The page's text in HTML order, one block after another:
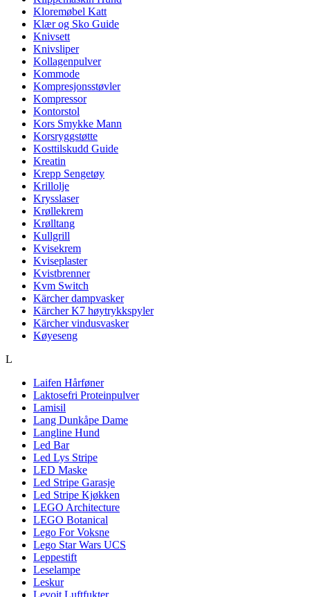
Kloremøbel Katt
Klær og Sko Guide
Knivsett
Knivsliper
Kollagenpulver
Kommode
Kompresjonsstøvler
Kompressor
Kontorstol
Kors Smykke Mann
Korsryggstøtte
Kosttilskudd Guide
Kreatin
Krepp Sengetøy
Krillolje
Krysslaser
Krøllekrem
Krølltang
Kullgrill
Kvisekrem
Kviseplaster
Kvistbrenner
Kvm Switch
Kärcher dampvasker
Kärcher K7 høytrykkspyler
Kärcher vindusvasker
Køyeseng
L
Laifen Hårføner
Laktosefri Proteinpulver
Lamisil
Lang Dunkåpe Dame
Langline Hund
Led Bar
Led Lys Stripe
LED Maske
Led Stripe Garasje
Led Stripe Kjøkken
LEGO Architecture
LEGO Botanical
Lego For Voksne
Lego Star Wars UCS
Leppestift
Leselampe
Leskur
Levoit Luftfukter